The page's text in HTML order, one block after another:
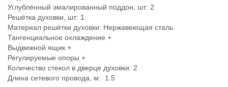
Углублённый эмалированный поддон, шт: 2
Решётка духовки, шт: 1
Материал решётки духовки: Нержавеющая сталь
Тангенциальное охлаждение +
Выдвижной ящик +
Регулируемые опоры +
Количество стекол в дверце духовки: 2
Длина сетевого провода, м: 1.5